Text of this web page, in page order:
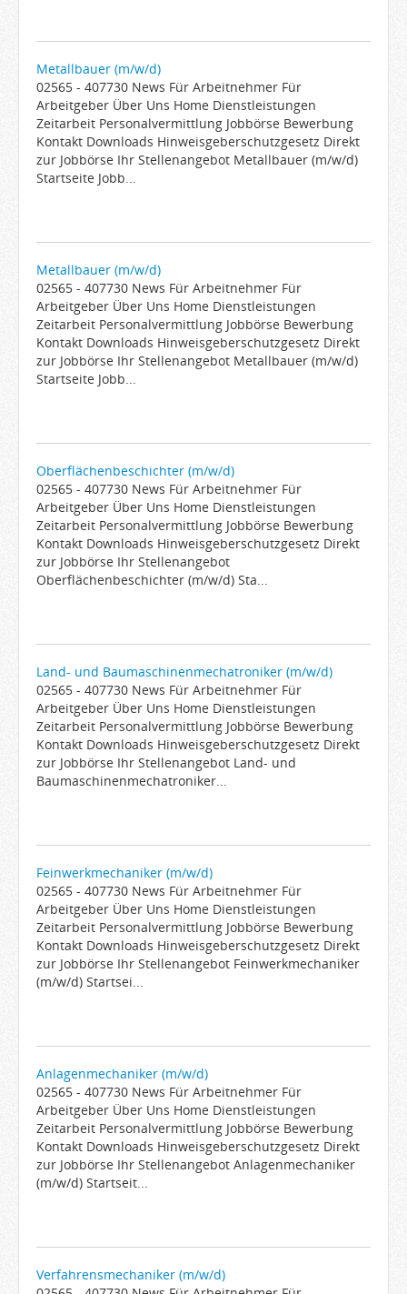
Metallbauer (m/w/d)
02565 - 407730 News Für Arbeitnehmer Für
Arbeitgeber Über Uns Home Dienstleistungen
Zeitarbeit Personalvermittlung Jobbörse Bewerbung
Kontakt Downloads Hinweisgeberschutzgesetz Direkt
zur Jobbörse Ihr Stellenangebot Metallbauer (m/w/d)
Startseite Jobb...
Metallbauer (m/w/d)
02565 - 407730 News Für Arbeitnehmer Für
Arbeitgeber Über Uns Home Dienstleistungen
Zeitarbeit Personalvermittlung Jobbörse Bewerbung
Kontakt Downloads Hinweisgeberschutzgesetz Direkt
zur Jobbörse Ihr Stellenangebot Metallbauer (m/w/d)
Startseite Jobb...
Oberflächenbeschichter (m/w/d)
02565 - 407730 News Für Arbeitnehmer Für
Arbeitgeber Über Uns Home Dienstleistungen
Zeitarbeit Personalvermittlung Jobbörse Bewerbung
Kontakt Downloads Hinweisgeberschutzgesetz Direkt
zur Jobbörse Ihr Stellenangebot
Oberflächenbeschichter (m/w/d) Sta...
Land- und Baumaschinenmechatroniker (m/w/d)
02565 - 407730 News Für Arbeitnehmer Für
Arbeitgeber Über Uns Home Dienstleistungen
Zeitarbeit Personalvermittlung Jobbörse Bewerbung
Kontakt Downloads Hinweisgeberschutzgesetz Direkt
zur Jobbörse Ihr Stellenangebot Land- und
Baumaschinenmechatroniker...
Feinwerkmechaniker (m/w/d)
02565 - 407730 News Für Arbeitnehmer Für
Arbeitgeber Über Uns Home Dienstleistungen
Zeitarbeit Personalvermittlung Jobbörse Bewerbung
Kontakt Downloads Hinweisgeberschutzgesetz Direkt
zur Jobbörse Ihr Stellenangebot Feinwerkmechaniker
(m/w/d) Startsei...
Anlagenmechaniker (m/w/d)
02565 - 407730 News Für Arbeitnehmer Für
Arbeitgeber Über Uns Home Dienstleistungen
Zeitarbeit Personalvermittlung Jobbörse Bewerbung
Kontakt Downloads Hinweisgeberschutzgesetz Direkt
zur Jobbörse Ihr Stellenangebot Anlagenmechaniker
(m/w/d) Startseit...
Verfahrensmechaniker (m/w/d)